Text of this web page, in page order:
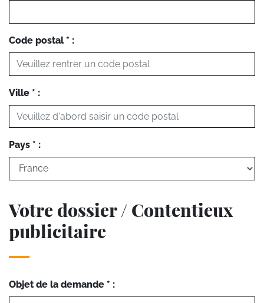
Code postal * :
Ville * :
Pays * :
Votre dossier / Contentieux
publicitaire
Objet de la demande * :